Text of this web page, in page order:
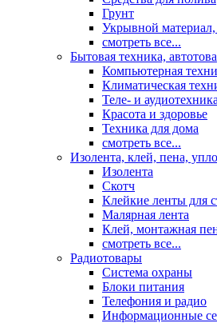
Грунт
Укрывной
смотреть все...
Бытовая техника,
Компьютерная
Климатическая
Теле- и аудиотехника
Красота и здоровье
Техника для дома
смотреть все...
Изолента, клей, пена,
Изолента
Скотч
Клейкие ленты для
Малярная лента
Клей, монтажная
смотреть все...
Радиотовары
Система охраны
Блоки питания
Телефония и радио
Информационные